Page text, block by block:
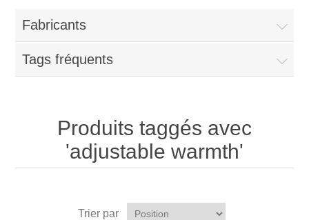
Fabricants
Tags fréquents
Produits taggés avec
'adjustable warmth'
Trier par